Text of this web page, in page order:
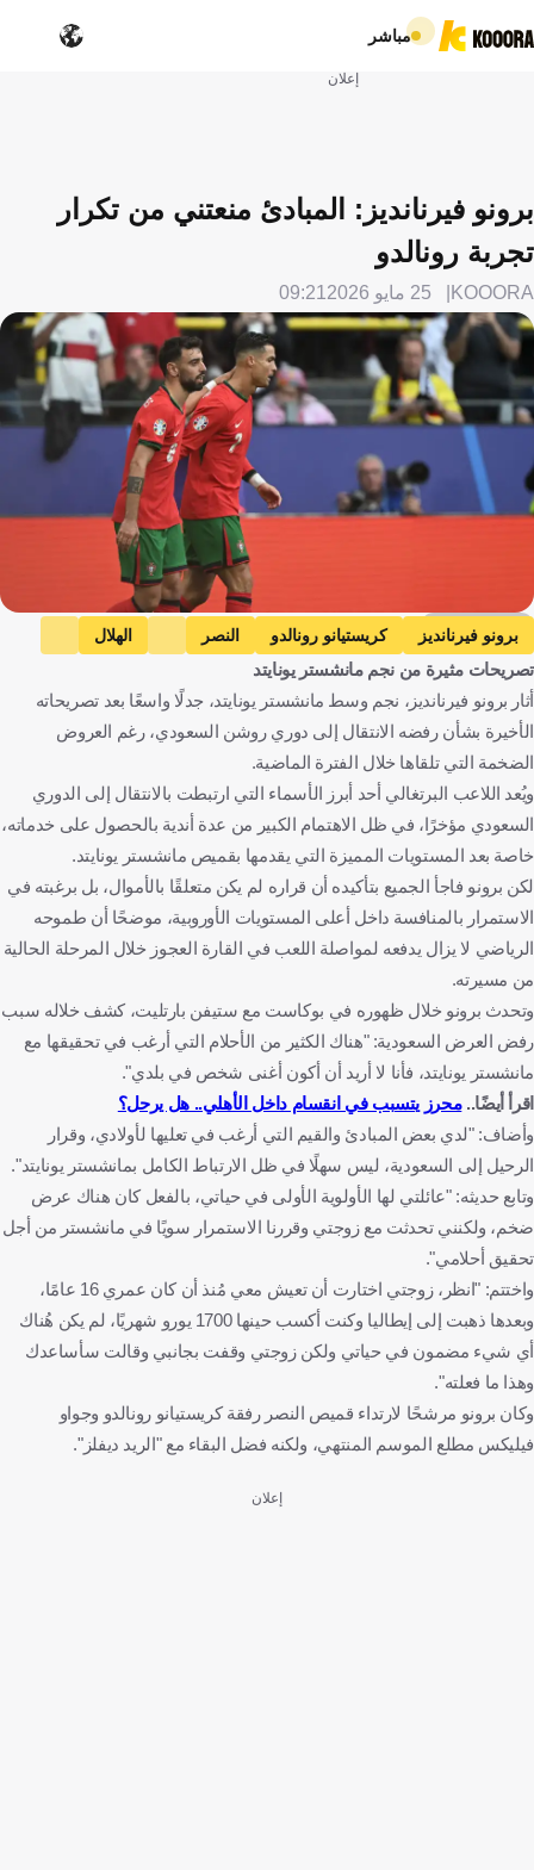
مباشر
إعلان
برونو فيرنانديز: المبادئ منعتني من تكرار
تجربة رونالدو
KOOORA 25 مايو 2026 09:21
Getty Images
برونو فيرنانديز كريستيانو رونالدو النصر
الهلال
دوري روشن السعودي
الدوري الإنجليزي الممتاز
المملكة العربية السعودية
إنجلترا كرة قدم
تصريحات مثيرة من نجم مانشستر يونايتد
أثار برونو فيرنانديز، نجم وسط مانشستر يونايتد، جدلًا واسعًا بعد تصريحاته
الأخيرة بشأن رفضه الانتقال إلى دوري روشن السعودي، رغم العروض
الضخمة التي تلقاها خلال الفترة الماضية.
ويُعد اللاعب البرتغالي أحد أبرز الأسماء التي ارتبطت بالانتقال إلى الدوري
السعودي مؤخرًا، في ظل الاهتمام الكبير من عدة أندية بالحصول على خدماته،
خاصة بعد المستويات المميزة التي يقدمها بقميص مانشستر يونايتد.
لكن برونو فاجأ الجميع بتأكيده أن قراره لم يكن متعلقًا بالأموال، بل برغبته في
الاستمرار بالمنافسة داخل أعلى المستويات الأوروبية، موضحًا أن طموحه
الرياضي لا يزال يدفعه لمواصلة اللعب في القارة العجوز خلال المرحلة الحالية
من مسيرته.
وتحدث برونو خلال ظهوره في بوكاست مع ستيفن بارتليت، كشف خلاله سبب
رفض العرض السعودية: "هناك الكثير من الأحلام التي أرغب في تحقيقها مع
مانشستر يونايتد، فأنا لا أريد أن أكون أغنى شخص في بلدي".
اقرأ أيضًا..محرز يتسبب في انقسام داخل الأهلي.. هل يرحل؟
وأضاف: "لدي بعض المبادئ والقيم التي أرغب في تعليها لأولادي، وقرار
الرحيل إلى السعودية، ليس سهلًا في ظل الارتباط الكامل بمانشستر يونايتد".
وتابع حديثه: "عائلتي لها الأولوية الأولى في حياتي، بالفعل كان هناك عرض
ضخم، ولكنني تحدثت مع زوجتي وقررنا الاستمرار سويًا في مانشستر من أجل
تحقيق أحلامي".
واختتم: "انظر، زوجتي اختارت أن تعيش معي مُنذ أن كان عمري 16 عامًا،
وبعدها ذهبت إلى إيطاليا وكنت أكسب حينها 1700 يورو شهريًا، لم يكن هُناك
أي شيء مضمون في حياتي ولكن زوجتي وقفت بجانبي وقالت سأساعدك
وهذا ما فعلته".
وكان برونو مرشحًا لارتداء قميص النصر رفقة كريستيانو رونالدو وجواو
فيليكس مطلع الموسم المنتهي، ولكنه فضل البقاء مع "الريد ديفلز".
إعلان